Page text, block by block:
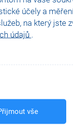
účely a
na který jste
údajů .
vše
práci
na
a